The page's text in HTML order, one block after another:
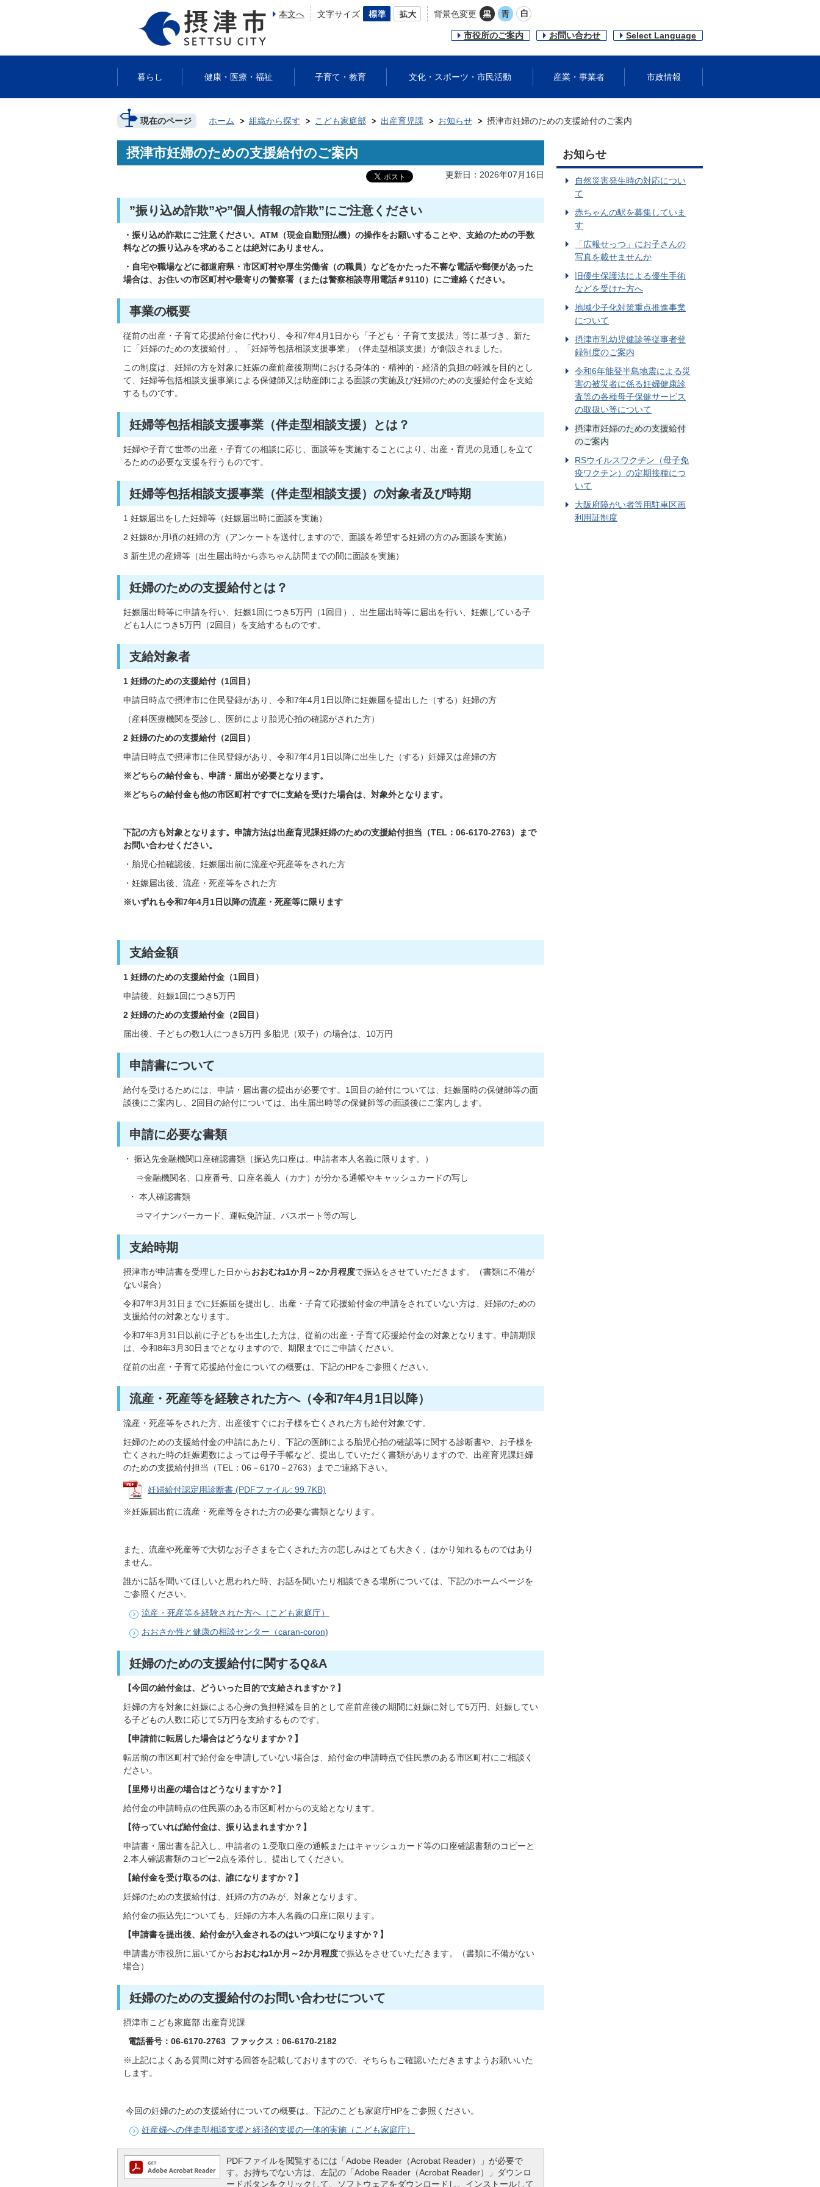
本文へ 文字サイズ 背景色変更
市役所のご案内 お問い合わせ Select Language
暮らし 健康・医療・福祉 子育て・教育 文化・スポーツ・市民活動 産業・事業者 市政情報
現在のページ ホーム 組織から探す こども家庭部 出産育児課 お知らせ 摂津市妊婦のための支援給付のご案内
摂津市妊婦のための支援給付のご案内
更新日：2026年07月16日
”振り込め詐欺”や”個人情報の詐欺”にご注意ください
・振り込め詐欺にご注意ください。 ATM （現金自動預払機）の操作をお願いすることや、支給のための手数
料などの振り込みを求めることは絶対にありません。
・自宅や職場などに都道府県・市区町村や厚生労働省（の職員）などをかたった不審な電話や郵便があった
場合は、お住いの市区町村や最寄りの警察署（または警察相談専用電話＃9110）にご連絡ください。
事業の概要
従前の出産・子育て応援給付金に代わり、令和7年4月1日から「子ども・子育て支援法」等に基づき、新た
に「妊婦のための支援給付」、「妊婦等包括相談支援事業 」（伴走型相談支援）が創設されました。
この制度は、妊婦の方を対象に妊娠の産前産後期間における身体的・精神的・経済的負担の軽減を目的とし
て、妊婦等包括相談支援事業による保健師又は助産師による面談の実施及び妊婦のための支援給付金を支給
するものです。
妊婦等包括相談支援事業（伴走型相談支援）とは？
妊婦や子育て世帯の出産・子育ての相談に応じ、面談等を実施することにより、出産・育児の見通しを立て
るための必要な支援を行うものです。
妊婦等包括相談支援事業（伴走型相談支援）の対象者及び時期
1 妊娠届出をした妊婦等（妊娠届出時に面談を実施）
2 妊娠8か月頃の妊婦の方（アンケートを送付しますので、面談を希望する妊婦の方のみ面談を実施）
3 新生児の産婦等（出生届出時から赤ちゃん訪問までの間に面談を実施）
妊婦のための支援給付とは？
妊娠届出時等に申請を行い、妊娠1回につき5万円（1回目）、出生届出時等に届出を行い、妊娠している子
ども1人につき5万円（2回目）を支給するものです。
支給対象者
1 妊婦のための支援給付（1回目）
申請日時点で摂津市に住民登録があり、令和7年4月1日以降に妊娠届を提出した（する）妊婦の方
（産科医療機関を受診し、医師により胎児心拍の確認がされた方）
2 妊婦のための支援給付（2回目）
申請日時点で摂津市に住民登録があり、令和7年4月1日以降に出生した（する）妊婦又は産婦の方
※どちらの給付金も、申請・届出が必要となります。
※どちらの給付金も他の市区町村ですでに支給を受けた場合は、対象外となります。
下記の方も対象となります。申請方法は出産育児課妊婦のための支援給付担当（TEL：06-6170-2763）まで
お問い合わせください。
・胎児心拍確認後、妊娠届出前に流産や死産等をされた方
・妊娠届出後、流産・死産等をされた方
※いずれも令和7年4月1日以降の流産・死産等に限ります
支給金額
1 妊婦のための支援給付金（1回目）
申請後、妊娠1回につき5万円
2 妊婦のための支援給付金（2回目）
届出後、子どもの数1人につき5万円 多胎児（双子）の場合は、10万円
申請書について
給付を受けるためには、申請・届出書の提出が必要です。1回目の給付については、妊娠届時の保健師等の面
談後にご案内し、2回目の給付については、出生届出時等の保健師等の面談後にご案内します。
申請に必要な書類
・ 振込先金融機関口座確認書類（振込先口座は、申請者本人名義に限ります。）
⇒金融機関名、口座番号、口座名義人（カナ）が分かる通帳やキャッシュカードの写し
・ 本人確認書類
⇒マイナンバーカード、運転免許証、パスポート等の写し
支給時期
摂津市が申請書を受理した日からおおむね1か月～2か月程度で振込をさせていただきます。（書類に不備が
ない場合）
令和7年3月31日までに妊娠届を提出し、出産・子育て応援給付金の申請をされていない方は、妊婦のための
支援給付の対象となります。
令和7年3月31日以前に子どもを出生した方は、従前の出産・子育て応援給付金の対象となります。申請期限
は、令和8年3月30日までとなりますので、期限までにご申請ください。
従前の出産・子育て応援給付金についての概要は、下記のHPをご参照ください。
流産・死産等を経験された方へ（令和7年4月1日以降）
流産・死産等をされた方、出産後すぐにお子様を亡くされた方も給付対象です。
妊婦のための支援給付金の申請にあたり、下記の医師による胎児心拍の確認等に関する診断書や、お子様を
亡くされた時の妊娠週数によっては母子手帳など、提出していただく書類がありますので、出産育児課妊婦
のための支援給付担当（TEL：06－6170－2763）までご連絡下さい。
妊婦給付認定用診断書 (PDFファイル: 99.7KB)
※妊娠届出前に流産・死産等をされた方の必要な書類となります。
また、流産や死産等で大切なお子さまを亡くされた方の悲しみはとても大きく、はかり知れるものではあり
ません。
誰かに話を聞いてほしいと思われた時、お話を聞いたり相談できる場所については、下記のホームページを
ご参照ください。
流産・死産等を経験された方へ（こども家庭庁）
おおさか性と健康の相談センター（caran-coron)
妊婦のための支援給付に関するQ&A
【今回の給付金は、どういった目的で支給されますか？】
妊婦の方を対象に妊娠による心身の負担軽減を目的として産前産後の期間に妊娠に対して5万円、妊娠してい
る子どもの人数に応じて5万円を支給するものです。
【申請前に転居した場合はどうなりますか？】
転居前の市区町村で給付金を申請していない場合は、給付金の申請時点で住民票のある市区町村にご相談く
ださい。
【里帰り出産の場合はどうなりますか？】
給付金の申請時点の住民票のある市区町村からの支給となります。
【待っていれば給付金は、振り込まれますか？】
申請書・届出書を記入し、申請者の 1.受取口座の通帳またはキャッシュカード等の口座確認書類のコピーと
2.本人確認書類のコピー2点を添付し、提出してください。
【給付金を受け取るのは、誰になりますか？】
妊婦のための支援給付は、妊婦の方のみが、対象となります。
給付金の振込先についても、妊婦の方本人名義の口座に限ります。
【申請書を提出後、給付金が入金されるのはいつ頃になりますか？】
申請書が市役所に届いてからおおむね1か月～2か月程度で振込をさせていただきます。（書類に不備がない
場合）
妊婦のための支援給付のお問い合わせについて
摂津市こども家庭部 出産育児課
電話番号：06-6170-2763 ファックス：06-6170-2182
※上記によくある質問に対する回答を記載しておりますので、そちらもご確認いただきますようお願いいた
します。
今回の妊婦のための支援給付についての概要は、下記のこども家庭庁HPをご参照ください。
妊産婦への伴走型相談支援と経済的支援の一体的実施（こども家庭庁）
PDFファイルを閲覧するには「Adobe Reader（Acrobat Reader）」が必要で
す。お持ちでない方は、左記の「Adobe Reader（Acrobat Reader）」ダウンロ
ードボタンをクリックして、ソフトウェアをダウンロードし、インストールして
お知らせ
自然災害発生時の対応につい
て
赤ちゃんの駅を募集していま
す
「広報せっつ」にお子さんの
写真を載せませんか
旧優生保護法による優生手術
などを受けた方へ
地域少子化対策重点推進事業
について
摂津市乳幼児健診等従事者登
録制度のご案内
令和6年能登半島地震による災
害の被災者に係る妊婦健康診
査等の各種母子保健サービス
の取扱い等について
摂津市妊婦のための支援給付
のご案内
RSウイルスワクチン（母子免
疫ワクチン）の定期接種につ
いて
大阪府障がい者等用駐車区画
利用証制度